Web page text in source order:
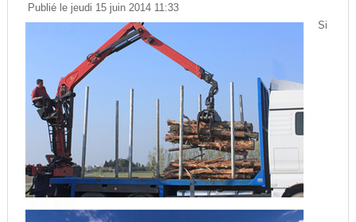
Publié le jeudi 15 juin 2014 11:33
Si